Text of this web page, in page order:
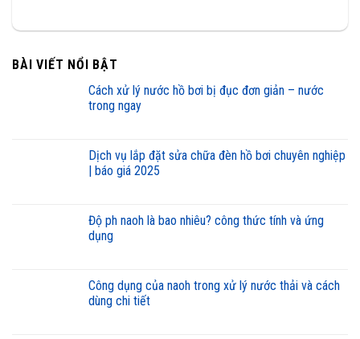
BÀI VIẾT NỔI BẬT
cách xử lý nước hồ bơi bị đục đơn giản – nước
trong ngay
dịch vụ lắp đặt sửa chữa đèn hồ bơi chuyên nghiệp
| báo giá 2025
độ ph naoh là bao nhiêu? công thức tính và ứng
dụng
công dụng của naoh trong xử lý nước thải và cách
dùng chi tiết